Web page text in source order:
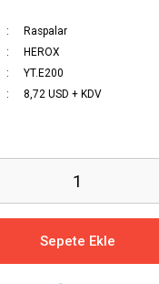
Raspalar
HEROX
YT.E200
8,72 USD + KDV
Sepete Ekle